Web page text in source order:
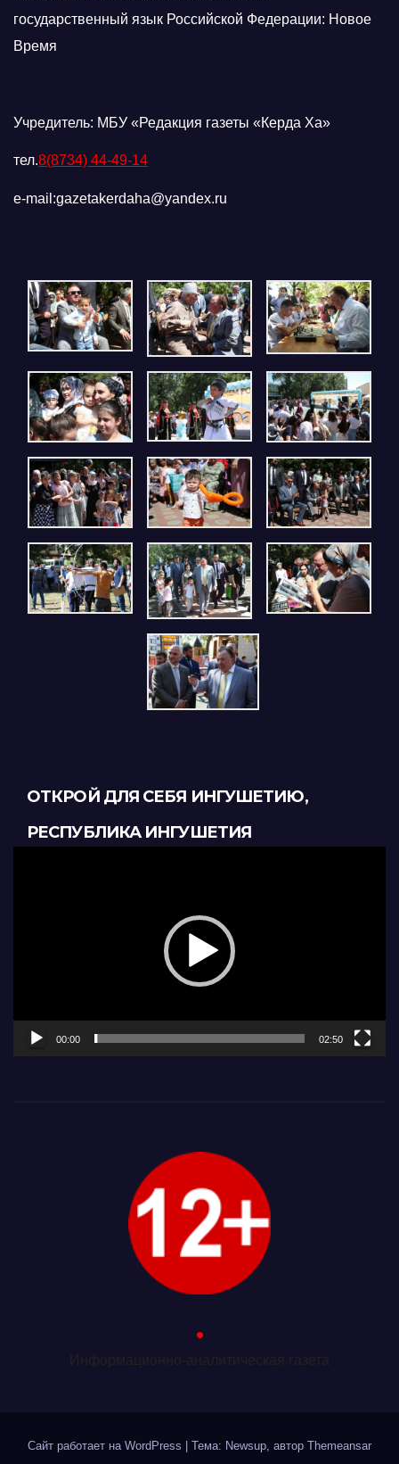
государственный язык Российской Федерации: Новое
Время
Учредитель: МБУ «Редакция газеты «Керда Ха»
тел.8(8734) 44-49-14
e-mail:gazetakerdaha@yandex.ru
ОТКРОЙ ДЛЯ СЕБЯ ИНГУШЕТИЮ,
РЕСПУБЛИКА ИНГУШЕТИЯ
00:00 02:50
.
Сайт работает на WordPress | Тема: Newsup, автор Themeansar